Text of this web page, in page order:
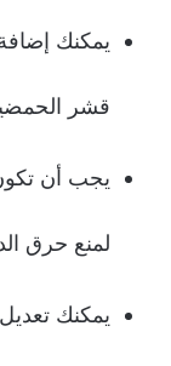
يمكنك
قشر
يجب أن
لمنع حرق
يمكنك